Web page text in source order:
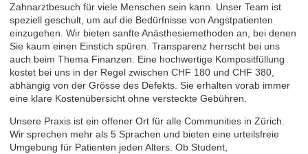
Zahnarztbesuch für viele Menschen sein kann. Unser Team ist
speziell geschult, um auf die Bedürfnisse von Angstpatienten
einzugehen. Wir bieten sanfte Anästhesiemethoden an, bei denen
Sie kaum einen Einstich spüren. Transparenz herrscht bei uns
auch beim Thema Finanzen. Eine hochwertige Kompositfüllung
kostet bei uns in der Regel zwischen CHF 180 und CHF 380,
abhängig von der Grösse des Defekts. Sie erhalten vorab immer
eine klare Kostenübersicht ohne versteckte Gebühren.
Unsere Praxis ist ein offener Ort für alle Communities in Zürich.
Wir sprechen mehr als 5 Sprachen und bieten eine urteilsfreie
Umgebung für Patienten jeden Alters. Ob Student,